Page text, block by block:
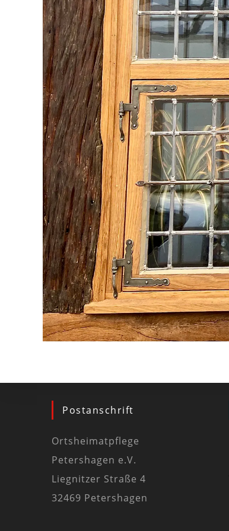
Postanschrift
Ortsheimatpflege
Petershagen e.V.
Liegnitzer Straße 4
32469 Petershagen